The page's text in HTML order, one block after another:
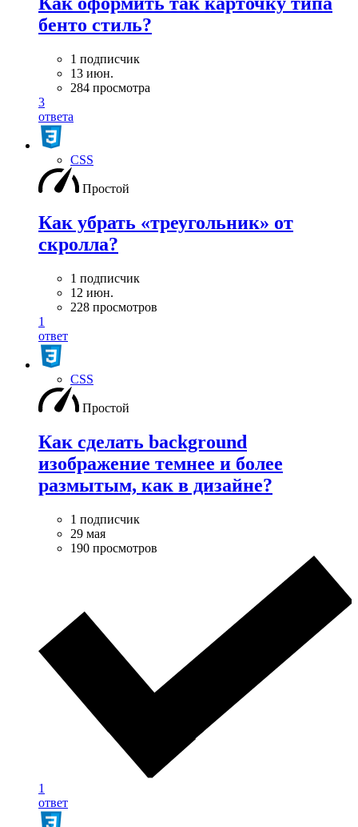
бенто стиль?
1 подписчик
13 июн.
284 просмотра
3
ответа
CSS
Простой
Как убрать «треугольник» от
скролла?
1 подписчик
12 июн.
228 просмотров
1
ответ
CSS
Простой
Как сделать background
изображение темнее и более
размытым, как в дизайне?
1 подписчик
29 мая
190 просмотров
1
ответ